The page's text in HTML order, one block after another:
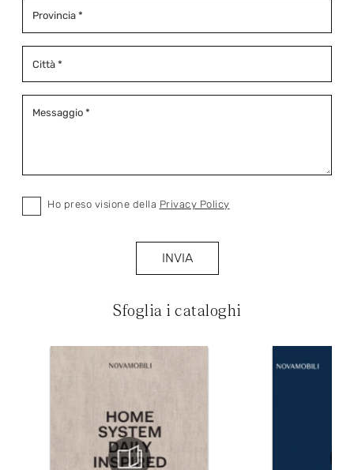
Sfoglia i cataloghi
Ho preso visione della Privacy Policy
INVIA